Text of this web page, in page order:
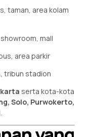
taman, area kolam
mall
area parkir
tribun stadion
serta kota-kota
Solo, Purwokerto,
.